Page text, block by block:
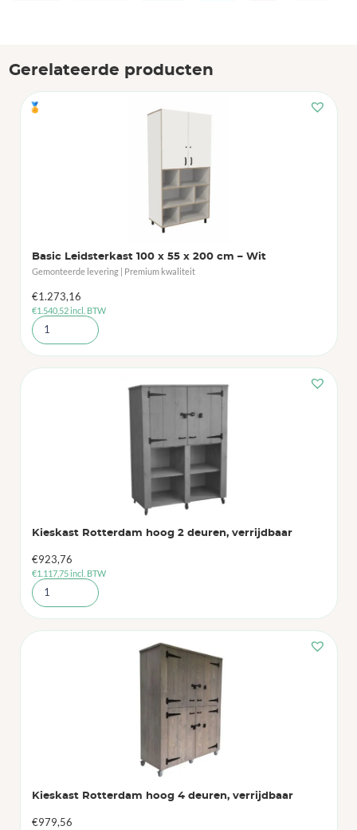
Gerelateerde producten
🏅
Basic Leidsterkast 100 x 55 x 200 cm – Wit
Gemonteerde levering | Premium kwaliteit
€1.273,16
€1.540,52incl. BTW
Kieskast Rotterdam hoog 2 deuren, verrijdbaar
€923,76
€1.117,75incl. BTW
Kieskast Rotterdam hoog 4 deuren, verrijdbaar
€979,56